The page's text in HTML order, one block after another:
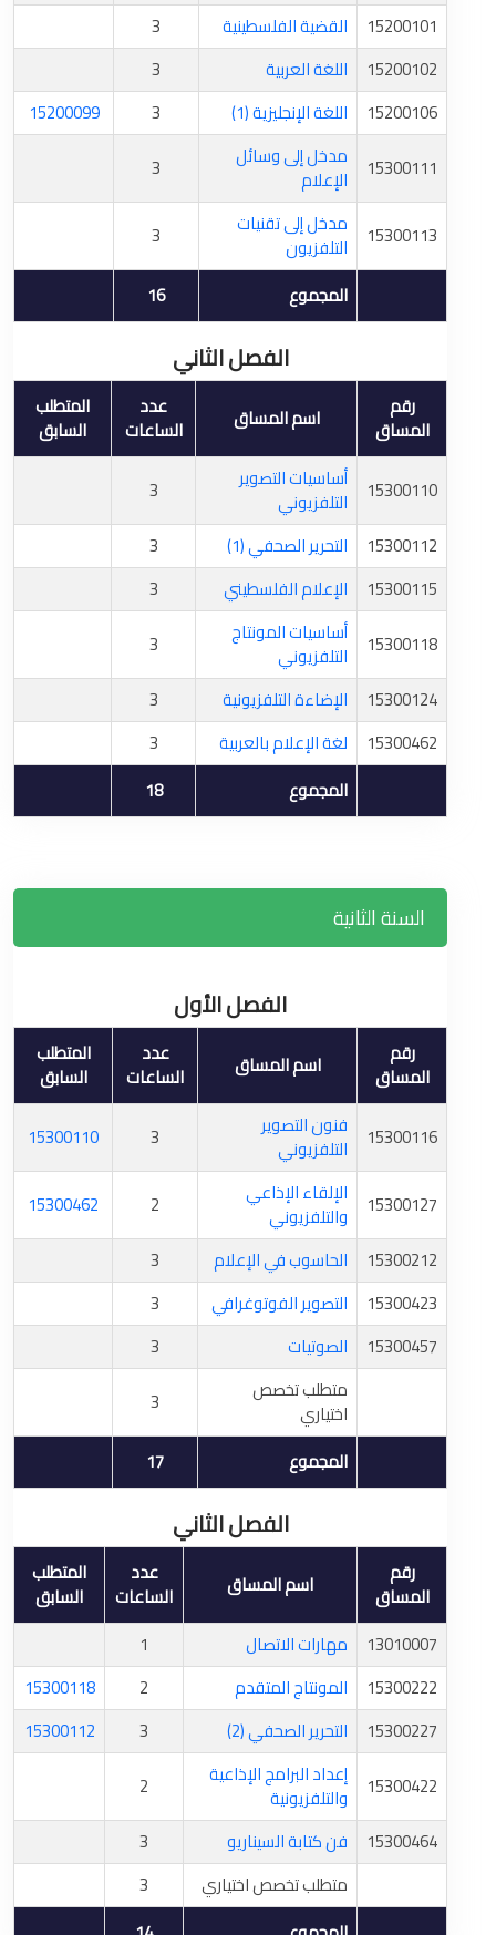
15200101
القضية الفلسطينية
3
15200102
اللغة العربية
3
15200106
اللغة الإنجليزية (1) 3
15200099
15300111
مدخل إلى وسائل
الإعلام 3
15300113 مدخل إلى تقنيات
التلفزيون
3
المجموع
16
الفصل الثاني
رقم
المساق اسم المساق عدد
الساعات
المتطلب
السابق
15300110
أساسيات التصوير
التلفزيوني
3
15300112
التحرير الصحفي (1)
3
15300115
الإعلام الفلسطيني
3
15300118
أساسيات المونتاج
التلفزيوني
3
15300124
الإضاءة التلفزيونية
3
15300462
لغة الإعلام بالعربية
3
المجموع
18
السنة الثانية
الفصل الأول
رقم
المساق اسم المساق عدد
الساعات
المتطلب
السابق
15300116
فنون التصوير
التلفزيوني 3
15300110
15300127 الإلقاء الإذاعي
والتلفزيوني 2
15300462
15300212
الحاسوب في الإعلام
3
15300423
التصوير الفوتوغرافي
3
15300457
الصوتيات
3
متطلب تخصص
اختياري
3
المجموع
17
الفصل الثاني
رقم
المساق اسم المساق عدد
الساعات
المتطلب
السابق
13010007
مهارات الاتصال
1
15300222
المونتاج المتقدم 2
15300118
15300227
التحرير الصحفي (2) 3
15300112
15300422
إعداد البرامج الإذاعية
والتلفزيونية
2
15300464
فن كتابة السيناريو
3
متطلب تخصص اختياري
3